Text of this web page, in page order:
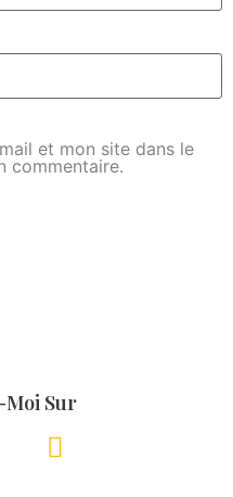
et mon site dans le
commentaire.
Sur